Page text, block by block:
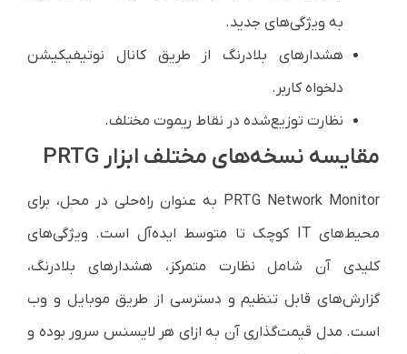
به ویژگی‌های جدید.
هشدارهای بلادرنگ از طریق کانال نوتیفیکیشن
دلخواه کاربر.
نظارت توزیع‌شده در نقاط ریموت مختلف.
مقایسه نسخه‌های مختلف ابزار PRTG
PRTG Network Monitor به عنوان راه‌حلی در محل، برای
محیط‌های IT کوچک تا متوسط ایده‌آل است. ویژگی‌های
کلیدی آن شامل نظارت متمرکز، هشدارهای بلادرنگ،
گزارش‌های قابل تنظیم و دسترسی از طریق موبایل و وب
است. مدل قیمت‌گذاری آن به ازای هر لایسنس سرور بوده و